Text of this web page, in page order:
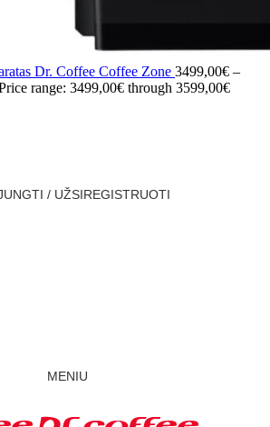
Dr. Coffee Coffee Zone 3499,00€ –
range: 3499,00€ through 3599,00€
/ UŽSIREGISTRUOTI
MENIU